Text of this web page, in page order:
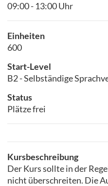
09:00 - 13:00 Uhr
Einheiten
600
Start-Level
B2 - Selbständige
Status
Plätze frei
Kursbeschreibung
Der Kurs sollte in der
nicht überschreiten. Die